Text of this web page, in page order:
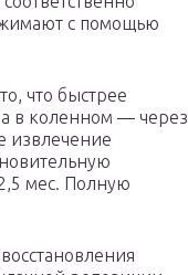
с помощью
что быстрее
в коленном — через
извлечение
мес. Полную